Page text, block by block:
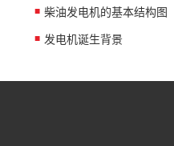
柴油发电机的基本结构图
发电机诞生背景